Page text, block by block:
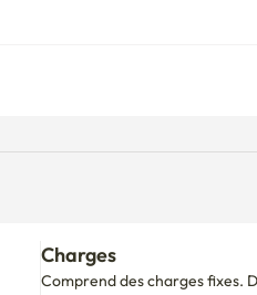
consommation dépasse la limite.